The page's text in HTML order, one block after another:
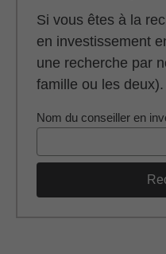
Si vous êtes à la
en investissement
une recherche par
famille ou les deux).
Nom du conseiller en